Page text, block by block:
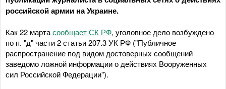
российской армии на Украине.
Как 22 мартасообщает СК РФ, уголовное дело возбуждено
по п. "д" части 2 статьи 207.3 УК РФ ("Публичное
распространение под видом достоверных сообщений
заведомо ложной информации о действиях Вооруженных
сил Российской Федерации").